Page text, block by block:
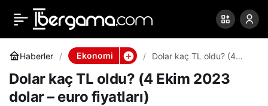
Haberler Ekonomi
Dolar kaç TL oldu? (4
fiyatları)
Dolar kaç TL oldu? (4 Ekim 2023
dolar – euro fiyatları)
Dolar kaç TL oldu? (4
Ekim 2023 dolar – euro
fiyatları)
0 Paylaş